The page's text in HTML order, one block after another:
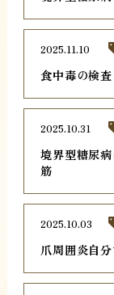
食中毒の検
2025.11.10
境界型糖尿
筋
2025.10.31
爪周囲炎自
2025.10.03